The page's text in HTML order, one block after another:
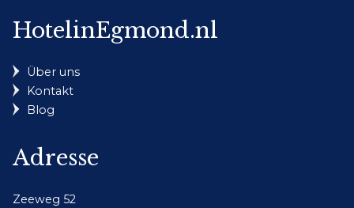
HotelinEgmond.nl
Über uns
Kontakt
Blog
Adresse
Zeeweg 52